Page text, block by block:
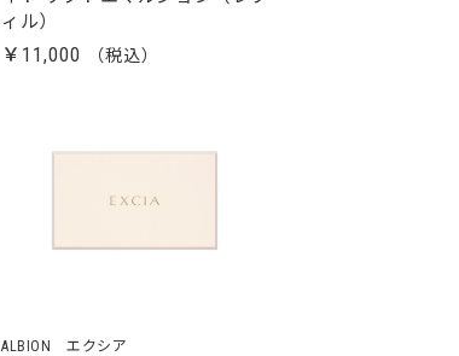
ィル）
￥11,000
ALBION エクシア